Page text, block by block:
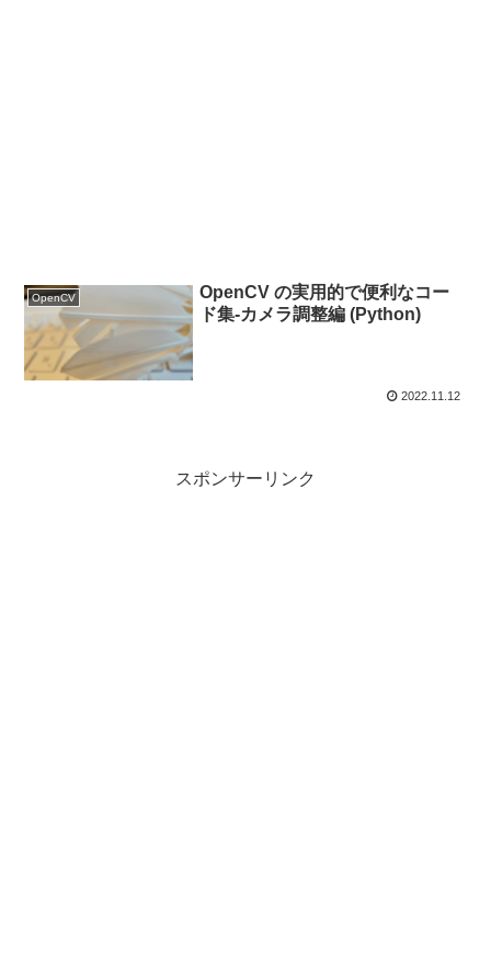
OpenCV
OpenCV の実用的で便利なコー
ド集-カメラ調整編 (Python)
2022.11.12
スポンサーリンク